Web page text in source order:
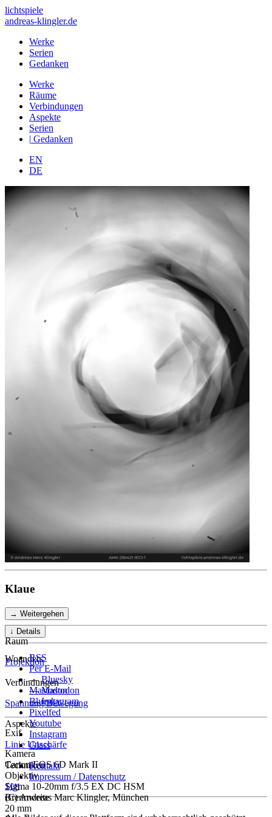
lichtspiele
andreas-klingler.de
Werke
Serien
Gedanken
Werke
Räume
Verbindungen
Aspekte
Serien
| Gedanken
EN
DE
Klaue
→ Weitergehen
Raum
Projektion
Verbindungen
SpannungBewegung
Aspekte
Linie Unschärfe
Techniken
ICM
↓ Details
Woanders
—Bluesky
—Mastodon
—Instagram
Exif
Kamera
Canon EOS 6D Mark II
Objektiv
Sigma 10-20mm f/3.5 EX DC HSM
Brennweite
20 mm
RSS
Per E-Mail
Mastodon
Bluesky
Pixelfed
Youtube
Instagram
Glass
Kontakt
Impressum / Datenschutz
(C) Andreas Marc Klingler, München